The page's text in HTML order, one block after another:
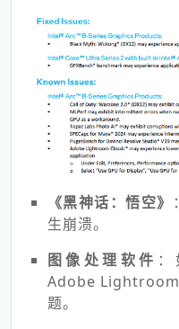
《黑神话：悟空》
生崩溃。
图像处理软件
Adobe Lightroom
题。